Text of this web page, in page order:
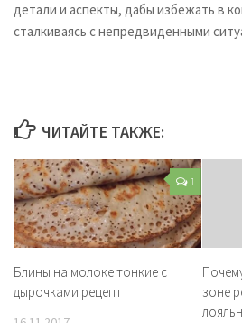
детали и аспекты, дабы избежать в
сталкиваясь с непредвиденными
ЧИТАЙТЕ ТАКЖЕ:
1
Блины на молоке тонкие с
дырочками рецепт
зоне